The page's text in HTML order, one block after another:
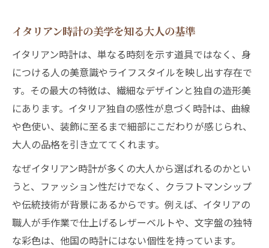
イタリアン時計と岐阜の職人技の関係性
岐阜で叶うイタリアン時計の購入体験
エレガンスを引き立てる時計選びのポイント
イタリアン時計で演出する上品な雰囲気
エレガンス重視のイタリアン時計選びガイ
ド
岐阜県で見つかるエレガントなイタリアン
時計
イタリアン時計で差がつく腕元の印象づく
り
イタリアン時計の美学を知る大人の基準
イタリアン時計は、単なる時刻を示す道具ではなく、身
につける人の美意識やライフスタイルを映し出す存在で
す。その最大の特徴は、繊細なデザインと独自の造形美
にあります。イタリア独自の感性が息づく時計は、曲線
や色使い、装飾に至るまで細部にこだわりが感じられ、
大人の品格を引き立ててくれます。
なぜイタリアン時計が多くの大人から選ばれるのかとい
うと、ファッション性だけでなく、クラフトマンシップ
や伝統技術が背景にあるからです。例えば、イタリアの
職人が手作業で仕上げるレザーベルトや、文字盤の独特
な彩色は、他国の時計にはない個性を持っています。